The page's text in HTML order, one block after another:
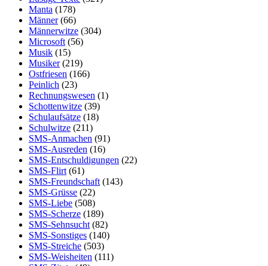
Manta (178)
Männer(66)
Männerwitze (304)
Microsoft(56)
Musik (15)
Musiker(219)
Ostfriesen (166)
Peinlich (23)
Rechnungswesen (1)
Schottenwitze (39)
Schulaufsätze (18)
Schulwitze (211)
SMS-Anmachen (91)
SMS-Ausreden (16)
SMS-Entschuldigungen (22)
SMS-Flirt(61)
SMS-Freundschaft(143)
SMS-Grüsse (22)
SMS-Liebe (508)
SMS-Scherze (189)
SMS-Sehnsucht(82)
SMS-Sonstiges (140)
SMS-Streiche (503)
SMS-Weisheiten (111)